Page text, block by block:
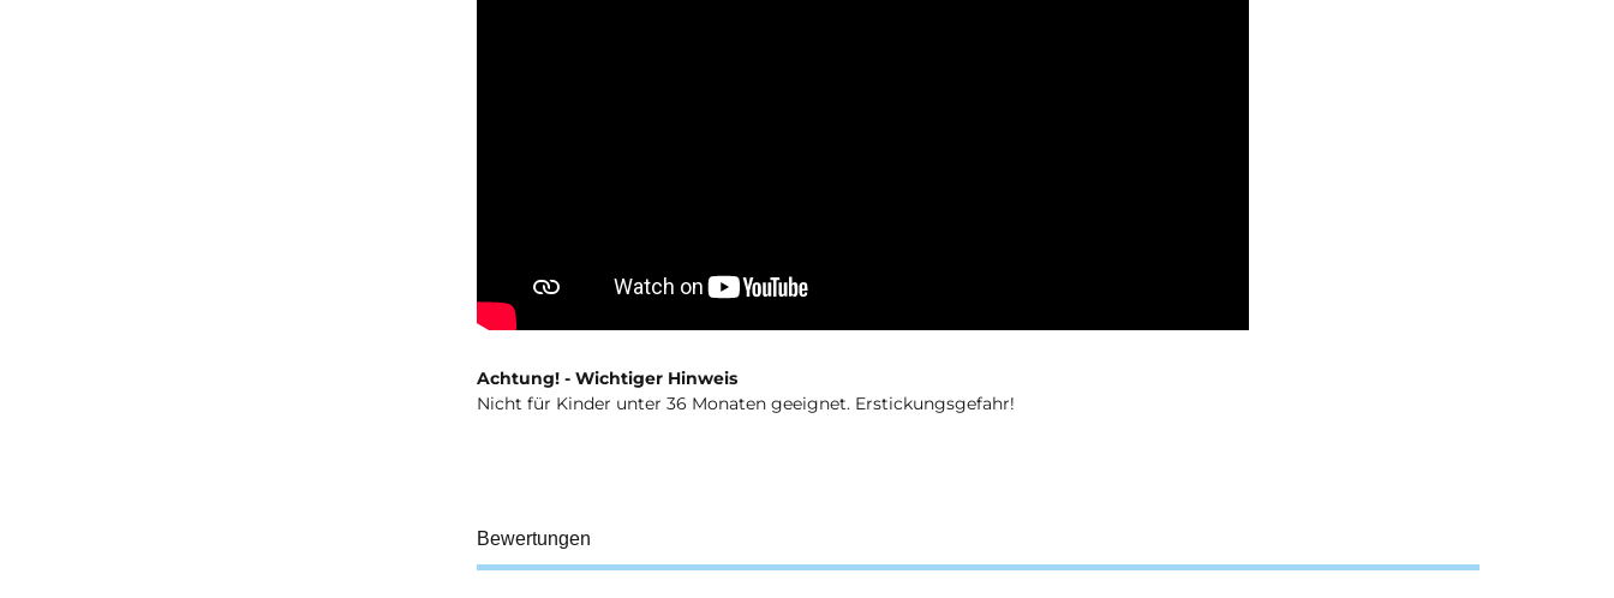
Achtung! - Wichtiger Hinweis
Nicht für Kinder unter 36 Monaten geeignet. Erstickungsgefahr!
Bewertungen